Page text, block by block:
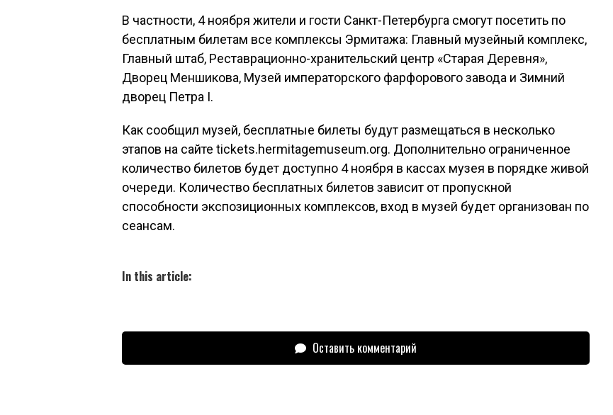
В частности, 4 ноября жители и гости Санкт-Петербурга смогут посетить по
бесплатным билетам все комплексы Эрмитажа: Главный музейный комплекс,
Главный штаб, Реставрационно-хранительский центр «Старая Деревня»,
Дворец Меншикова, Музей императорского фарфорового завода и Зимний
дворец Петра I.
Как сообщил музей, бесплатные билеты будут размещаться в несколько
этапов на сайте tickets.hermitagemuseum.org. Дополнительно ограниченное
количество билетов будет доступно 4 ноября в кассах музея в порядке живой
очереди. Количество бесплатных билетов зависит от пропускной
способности экспозиционных комплексов, вход в музей будет организован по
сеансам.
In this article:
Оставить комментарий